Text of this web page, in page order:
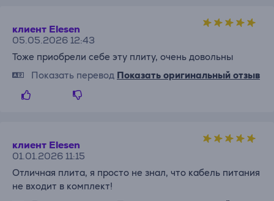
клиент Elesen
05.05.2026 12:43
Тоже приобрели себе эту плиту, очень довольны
Показать перевод Показать оригинальный отзыв
клиент Elesen
01.01.2026 11:15
Отличная плита, я просто не знал, что кабель питания
не входит в комплект!